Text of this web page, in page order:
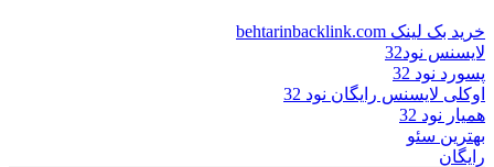
خرید بک لینک behtarinbacklink.com
لایسنس نود32
پسورد نود 32
اوکلی لایسنس رایگان نود 32
همیار نود 32
بهترین سئو
رایگان